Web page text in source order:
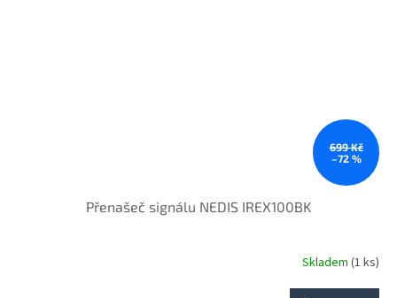
699 Kč
–72 %
Přenašeč signálu NEDIS IREX100BK
Skladem (1 ks)